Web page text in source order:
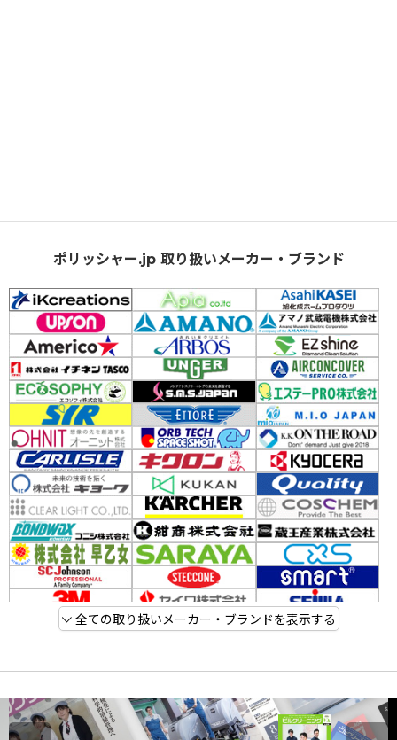
ポリッシャー.jp 取り扱いメーカー・ブランド
全ての取り扱いメーカー・ブランドを表示する